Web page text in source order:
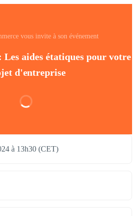
vous invite à son événement
aides étatiques pour votre
d'entreprise
à 13h30 (CET)